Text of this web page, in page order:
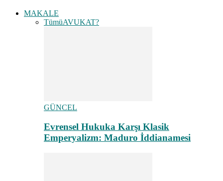
MAKALE
TümüAVUKAT?
GÜNCEL
Evrensel Hukuka Karşı Klasik
Emperyalizm: Maduro İddianamesi